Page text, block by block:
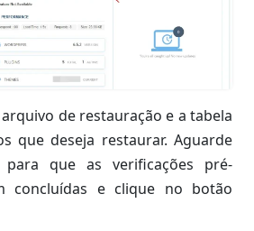
de restauração e a tabela
que deseja restaurar. Aguarde
para que as verificações pré-
concluídas e clique no botão